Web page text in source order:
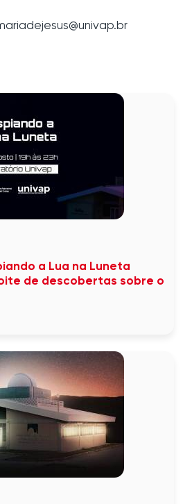
a Lua na Luneta
de descobertas sobre o